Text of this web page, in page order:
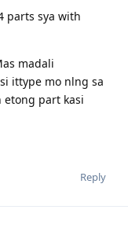
parts sya with
madali
ittype mo nlng sa
etong part kasi
Reply